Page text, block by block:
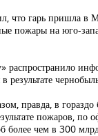
что гарь пришла в
пожары на юго-
распространило
результате
правда, в
пожаров,
более чем в 300